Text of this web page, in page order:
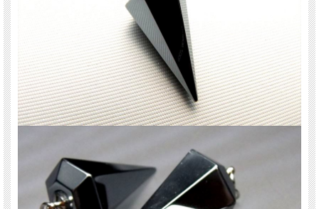
ンデュラムとしても使えます。
激安入荷ですので、ぜひお見逃し無く！
※こちらの商品はペンダントトップ1個売りです。チェーンは付属しません。
※ロットによって、金具のデザインが異なります。ご了承下さいませ。
※サイズは目安です。 細かな誤差が出る場合があります。
※商品は海外製品です。細かなくすみ、汚れ等がある場合がございます。ご了承
くださいませ。
関連キーワード
天然石 パワーストーン 海外直輸入 バイヤー厳選 プレゼント ギフト メンズ レデ
ィース 卸し 卸価格 実店舗 ハンドメイド サイズ直し コムローズ comrose